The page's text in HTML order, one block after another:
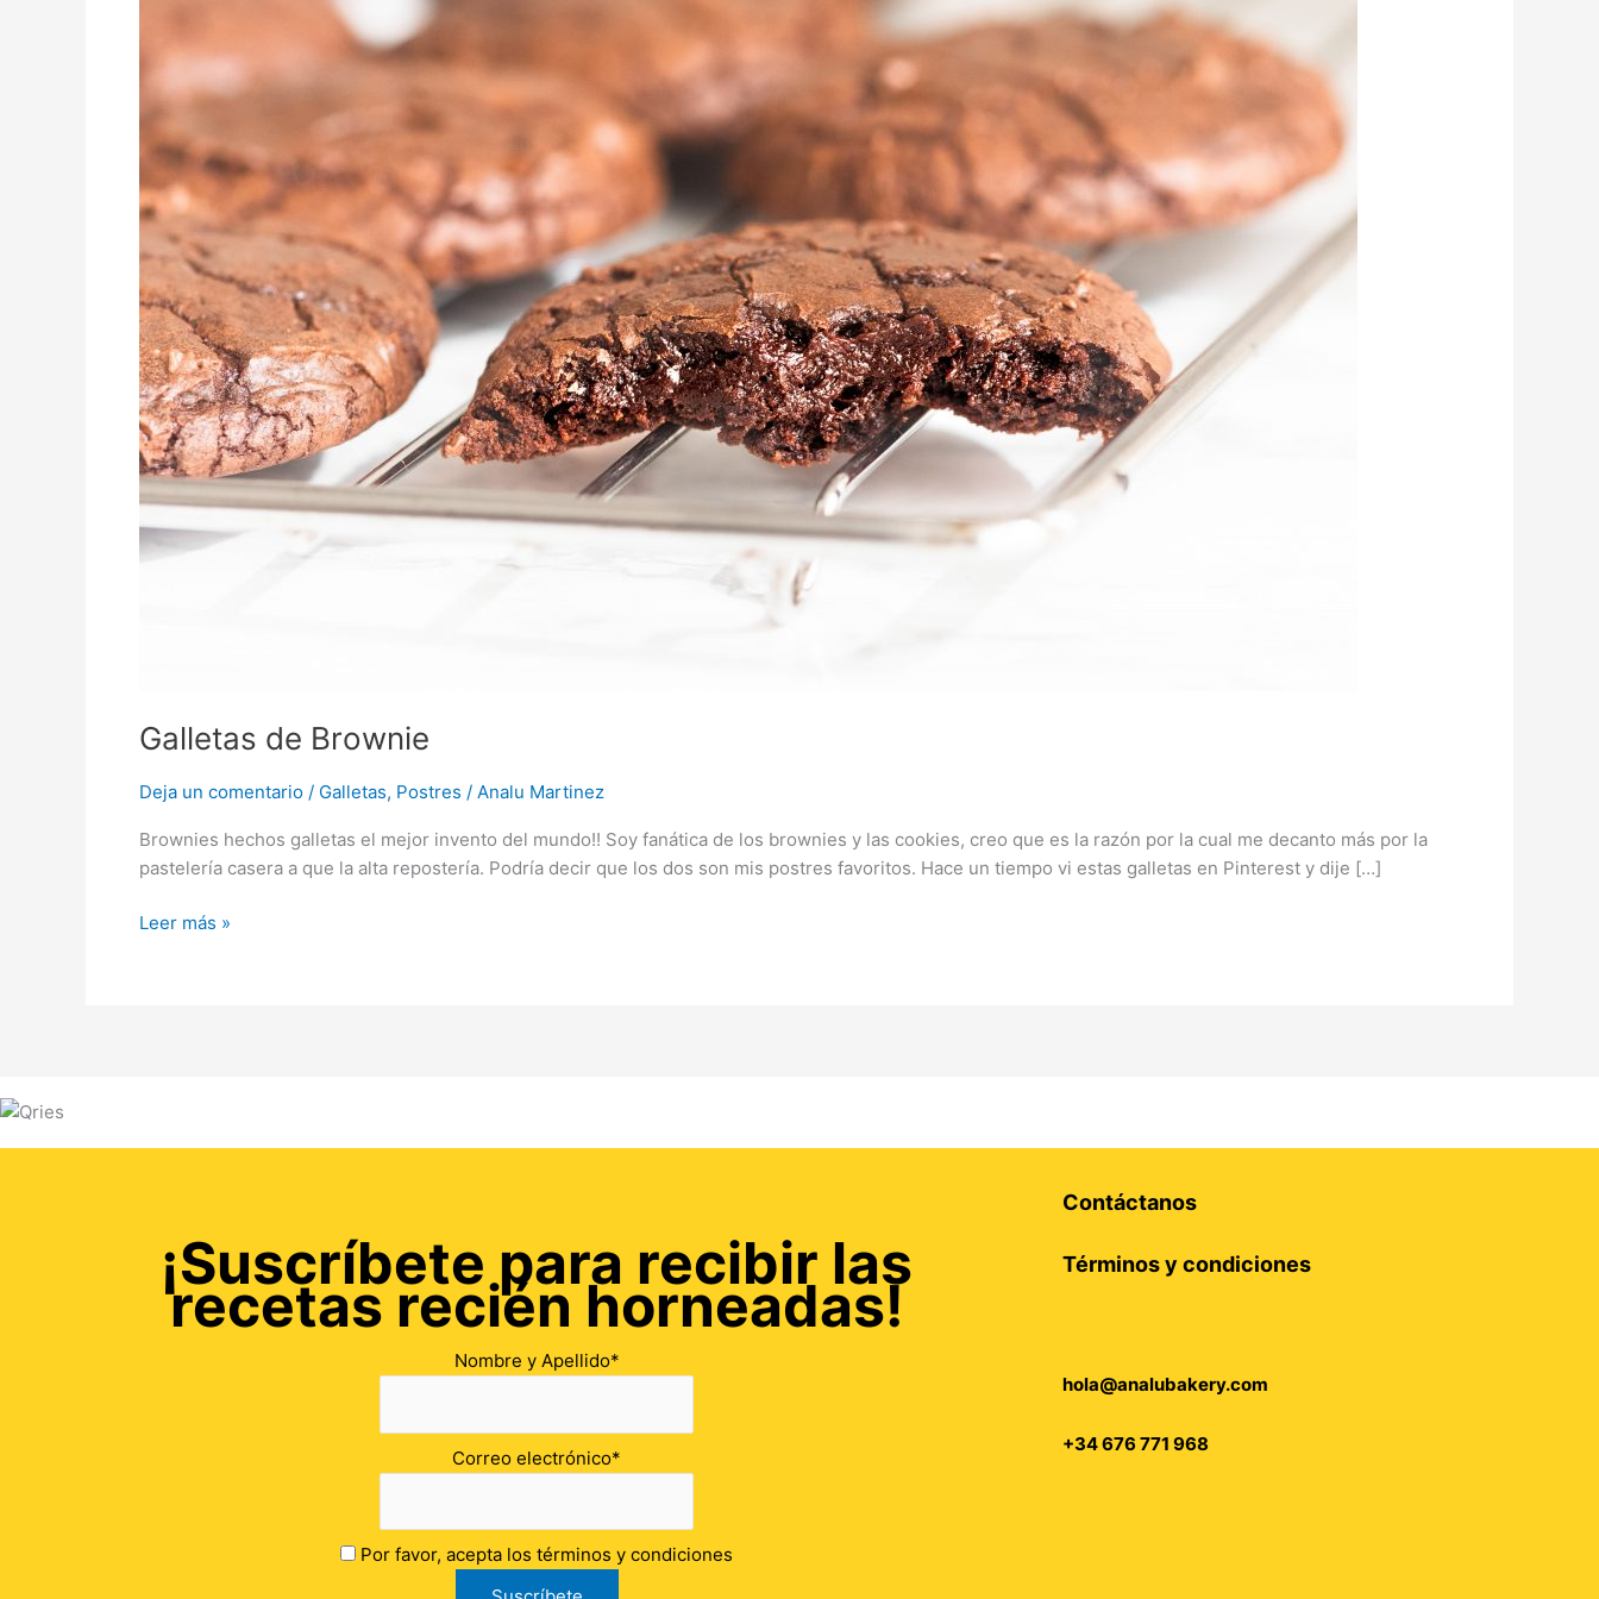
Galletas de Brownie
Deja un comentario / Galletas, Postres / Analu Martinez
Brownies hechos galletas el mejor invento del mundo!! Soy fanática de los brownies y las cookies, creo que es la razón por la cual me decanto más por la
pastelería casera a que la alta repostería. Podría decir que los dos son mis postres favoritos. Hace un tiempo vi estas galletas en Pinterest y dije […]
Leer más »
¡Suscríbete para recibir las
recetas recién horneadas!
Nombre y Apellido*
Correo electrónico*
Por favor, acepta los términos y condiciones
Contáctanos
Términos y condiciones
hola@analubakery.com
+34 676 771 968